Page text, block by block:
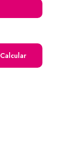
Calcular